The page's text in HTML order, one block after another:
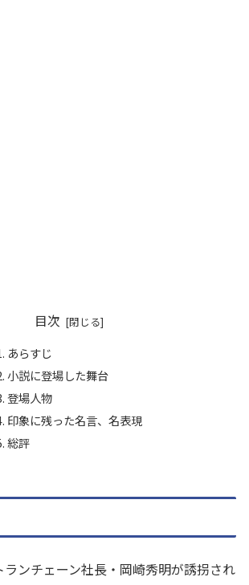
目次
あらすじ
小説に登場した舞台
登場人物
印象に残った名言、名表現
総評
ランチェーン社長・岡崎秀明が誘拐され